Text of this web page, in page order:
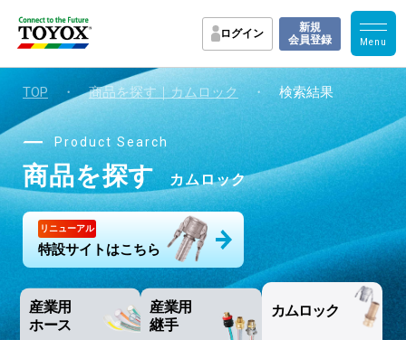
ログイン
新規
会員登録
TOP ・ 商品を探す｜カムロック ・ 検索結果
Product Search
商品を探す カムロック
リニューアル
特設サイトはこちら
産業用
ホース
産業用
継手
カムロック